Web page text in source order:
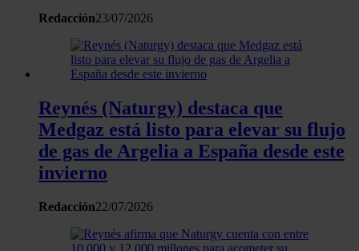
Redacción23/07/2026
Reynés (Naturgy) destaca que
Medgaz está listo para elevar su flujo
de gas de Argelia a España desde este
invierno
Redacción22/07/2026